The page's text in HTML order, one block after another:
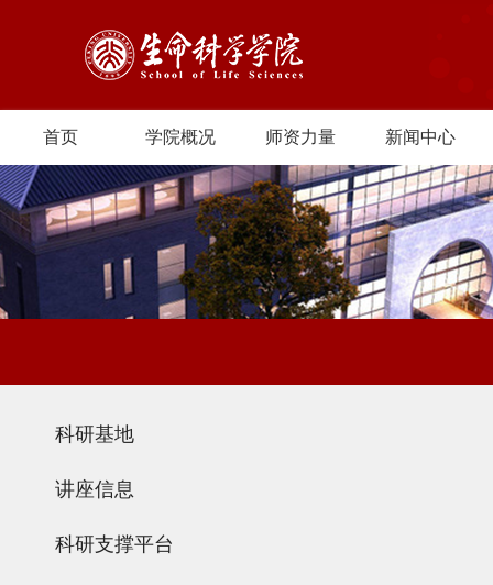
首页 学院概况 师资力量 新闻中心
科研基地
讲座信息
科研支撑平台